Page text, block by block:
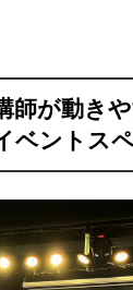
師が動き
ベントス